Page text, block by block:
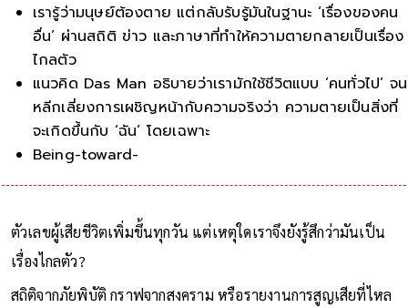
เรารู้ว่ามนุษย์ต้องตาย แต่กลับรับรู้มันในฐานะ ‘เรื่องของคน
อื่น’ ผ่านสถิติ ข่าว และภาษาที่ทำให้ความตายกลายเป็นเรื่อง
ไกลตัว
แนวคิด Das Man อธิบายว่าเรามักใช้ชีวิตแบบ ‘คนทั่วไป’ จน
หลีกเลี่ยงการเผชิญหน้ากับความจริงว่า ความตายเป็นสิ่งที่
จะเกิดขึ้นกับ ‘ฉัน’ โดยเฉพาะ
Being-toward-death คือการตระหนักว่าช
ตัวเลขผู้เสียชีวิตเพิ่มขึ้นทุกวัน แต่เหตุใดเราจึงยังรู้สึกว่ามันเป็น
เรื่องไกลตัว?
สถิติจากภัยพิบัติ กราฟจากสงคราม หรือรายงานการสูญเสียที่ไหล